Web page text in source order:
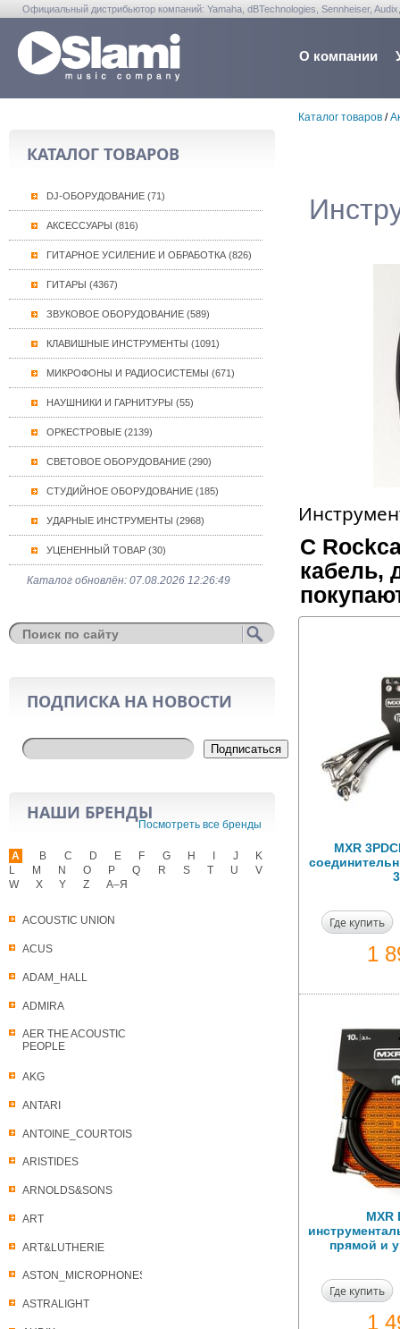
Официальный дистрибьютор компаний: Yamaha, dBTechnologies, Sennheiser,
О компании
КАТАЛОГ ТОВАРОВ
DJ-ОБОРУДОВАНИЕ (71)
АКСЕССУАРЫ (816)
ГИТАРНОЕ УСИЛЕНИЕ И ОБРАБОТКА (826)
ГИТАРЫ (4367)
ЗВУКОВОЕ ОБОРУДОВАНИЕ (589)
КЛАВИШНЫЕ ИНСТРУМЕНТЫ (1091)
МИКРОФОНЫ И РАДИОСИСТЕМЫ (671)
НАУШНИКИ И ГАРНИТУРЫ (55)
ОРКЕСТРОВЫЕ (2139)
СВЕТОВОЕ ОБОРУДОВАНИЕ (290)
СТУДИЙНОЕ ОБОРУДОВАНИЕ (185)
УДАРНЫЕ ИНСТРУМЕНТЫ (2968)
УЦЕНЕННЫЙ ТОВАР (30)
Каталог обновлён: 07.08.2026 12:26:49
ПОДПИСКА НА НОВОСТИ
Подписаться
НАШИ БРЕНДЫ
Посмотреть все бренды
A
ACOUSTIC UNION
ACUS
ADAM_HALL
ADMIRA
AER THE ACOUSTIC
PEOPLE
AKG
ANTARI
ANTOINE_COURTOIS
ARISTIDES
ARNOLDS&SONS
ART
ART&LUTHERIE
ASTON_MICROPHONES
ASTRALIGHT
B C D E F G H J
K
L
M N O P Q R S T U
V
W
X Y Z А–Я
Каталог товаров/
С
кабель,
MXR
Где купить
1
MXR
прямой и
Где купить
1